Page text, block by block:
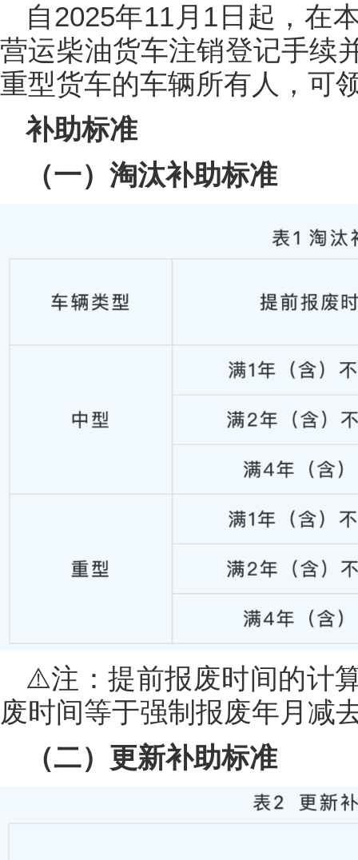
自2025年11月1日起，在
营运柴油货车注销登记手续
重型货车的车辆所有人，可
补助标准
（一）淘汰补助标准
⚠️注：提前报废时间的计
废时间等于强制报废年月减
（二）更新补助标准